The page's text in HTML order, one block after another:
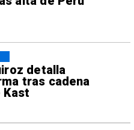
detalla
tras cadena
Kast